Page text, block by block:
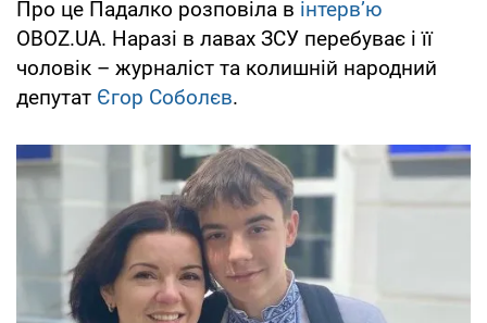
Про це Падалко розповіла в інтерв’ю
OBOZ.UA. Наразі в лавах ЗСУ перебуває і її
чоловік – журналіст та колишній народний
депутат Єгор Соболєв.